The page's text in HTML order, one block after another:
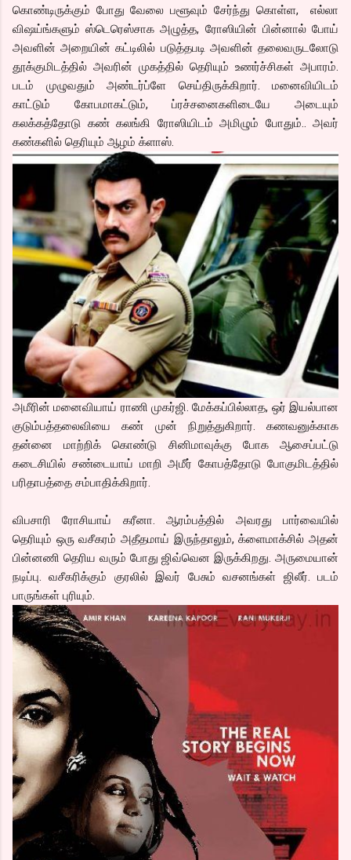
கொண்டிருக்கும் போது வேலை பளூவும் சேர்ந்து கொள்ள, எல்லா
விஷய்ங்களும் ஸ்டெரெஸ்சாக அழுத்த, ரோஸியின் பின்னால் போய்
அவளின் அறையின் கட்டிலில் படுத்தபடி அவளின் தலைவருடலோடு
தூக்குமிடத்தில் அவரின் முகத்தில் தெரியும் உணர்ச்சிகள் அபாரம்.
படம் முழுவதும் அண்டர்ப்ளே செய்திருக்கிறார். மனைவியிடம்
காட்டும் கோபமாகட்டும், ப்ரச்சனைகளிடையே அடையும்
கலக்கத்தோடு கண் கலங்கி ரோஸியிடம் அமிழும் போதும்.. அவர்
கண்களில் தெரியும் ஆழம் க்ளாஸ்.
அமீரின் மனைவியாய் ராணி முகர்ஜி. மேக்கப்பில்லாத, ஒர் இயல்பான
குடும்பத்தலைவியை கண் முன் நிறுத்துகிறார். கணவனுக்காக
தன்னை மாற்றிக் கொண்டு சினிமாவுக்கு போக ஆசைப்பட்டு
கடைசியில் சண்டையாய் மாறி அமீர் கோபத்தோடு போகுமிடத்தில்
பரிதாபத்தை சம்பாதிக்கிறார்.
விபசாரி ரோசியாய் கரீனா. ஆரம்பத்தில் அவரது பார்வையில்
தெரியும் ஒரு வசீகரம் அதீதமாய் இருந்தாலும், க்ளைமாக்சில் அதன்
பின்னணி தெரிய வரும் போது ஜிவ்வென இருக்கிறது. அருமையான்
நடிப்பு. வசீகரிக்கும் குரலில் இவர் பேசும் வசனங்கள் ஜிலீர். படம்
பாருங்கள் புரியும்.